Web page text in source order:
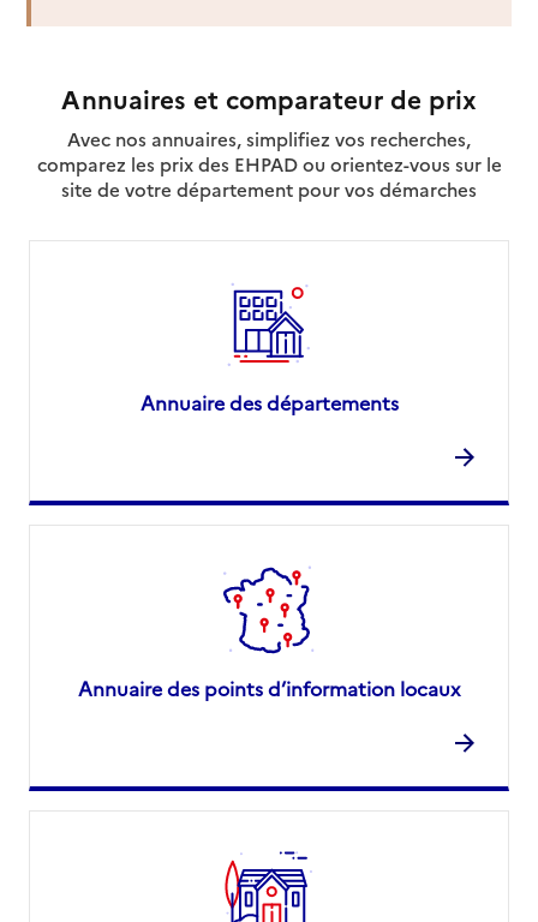
Annuaires et comparateur de prix
Avec nos annuaires, simplifiez vos recherches,
comparez les prix des EHPAD ou orientez-vous sur le
site de votre département pour vos démarches
Annuaire des départements
Annuaire des points d’information locaux